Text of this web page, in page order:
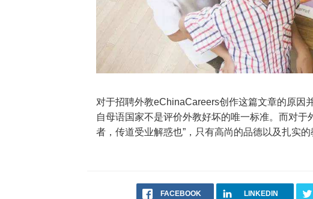
对于招聘外教eChinaCareers创作这篇文章的原因
自母语国家不是评价外教好坏的唯一标准。而对
者，传道受业解惑也”，只有高尚的品德以及扎实的
FACEBOOK LINKEDIN